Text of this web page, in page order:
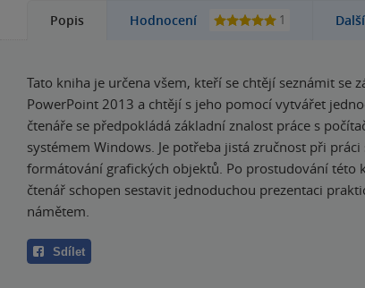
Popis Hodnocení 1
Tato kniha je určena všem, kteří se chtějí seznámit se
PowerPoint 2013 a chtějí s jeho pomocí vytvářet
čtenáře se předpokládá základní znalost práce s
systémem Windows. Je potřeba jistá zručnost při
formátování grafických objektů. Po prostudování této
čtenář schopen sestavit jednoduchou prezentaci
námětem.
Sdílet